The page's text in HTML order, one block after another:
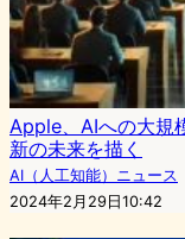
Apple、AIへの大規
新の未来を描く
AI（人工知能）ニュース
2024年2月29日10:42